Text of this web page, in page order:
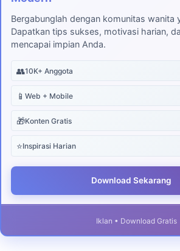
Bergabunglah dengan komunitas wanita
Dapatkan tips sukses, motivasi harian,
mencapai impian Anda.
👥10K+ Anggota
📱 Web + Mobile
🎁Konten Gratis
⭐Inspirasi Harian
Download Sekarang
Iklan • Download Gratis